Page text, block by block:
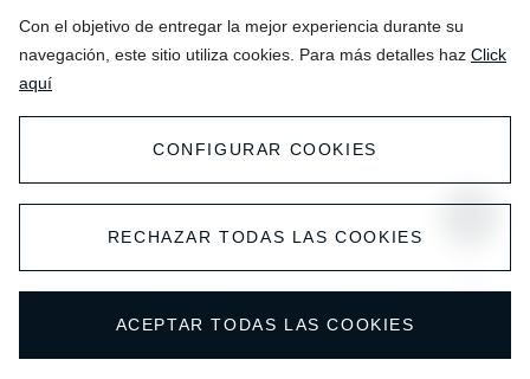
Carnival
Dirección: Chacabuco 2080
Fono: 32-2351175 / 32-2351174
Valparaiso
Subir
Con el objetivo de entregar la mejor experiencia durante su
navegación, este sitio utiliza cookies. Para más detalles haz Click
aquí
CONFIGURAR COOKIES
RECHAZAR TODAS LAS COOKIES
ACEPTAR TODAS LAS COOKIES